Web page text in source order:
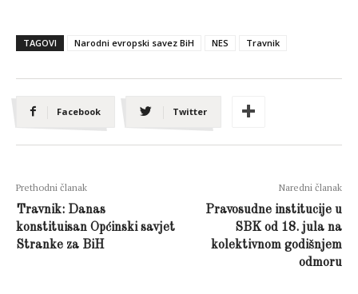
TAGOVI Narodni evropski savez BiH NES Travnik
Facebook Twitter
Prethodni članak
Travnik: Danas
konstituisan Općinski savjet
Stranke za BiH
Naredni članak
Pravosudne institucije u
SBK od 18. jula na
kolektivnom godišnjem
odmoru